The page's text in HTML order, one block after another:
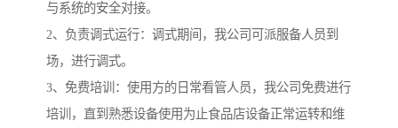
与系统的安全对接。
2、负责调式运行：调式期间，我公司可派服备人员到
场，进行调式。
3、免费培训：使用方的日常看管人员，我公司免费进行
培训，直到熟悉设备使用为止食品店设备正常运转和维